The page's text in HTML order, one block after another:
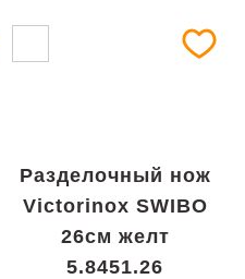
Разделочный нож
Victorinox SWIBO
26см желт
5.8451.26